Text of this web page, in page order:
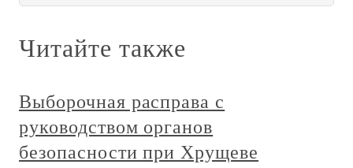
Читайте также
Выборочная расправа с
руководством органов
безопасности при Хрущеве